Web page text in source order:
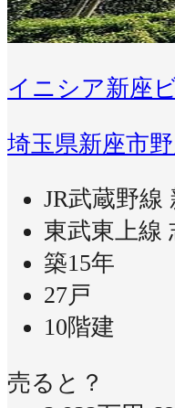
イニシア新座
埼玉県新座市
JR武蔵野線
東武東上線
築15年
27戸
10階建
売ると？